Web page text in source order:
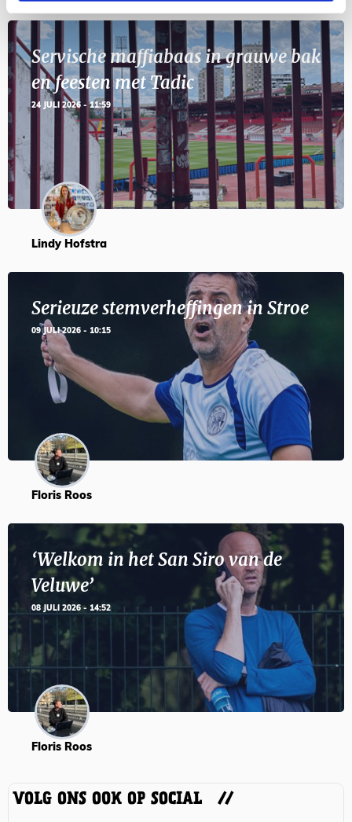
Servische maffiabaas in grauwe bak
en feesten met Tadic
24 JULI 2026 - 11:59
Lindy Hofstra
Serieuze stemverheffingen in Stroe
09 JULI 2026 - 10:15
Floris Roos
‘Welkom in het San Siro van de
Veluwe’
08 JULI 2026 - 14:52
Floris Roos
VOLG ONS OOK OP SOCIAL